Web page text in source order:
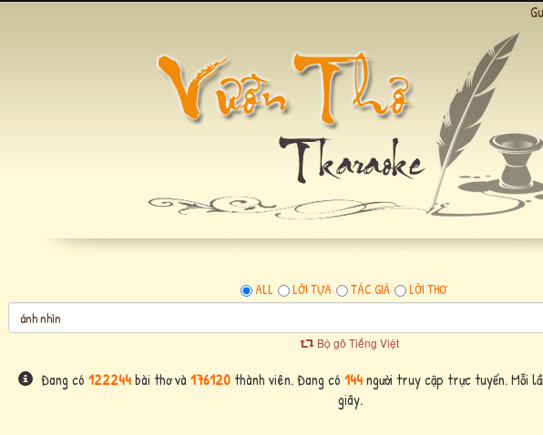
ALL LỜI TỰA TÁC GIẢ LỜI THƠ
Bộ gõ Tiếng Việt
Đang có 122244bài thơ và 176120 thành viên. Đang có 144người truy cập trực tuyến. Mỗi
giây.